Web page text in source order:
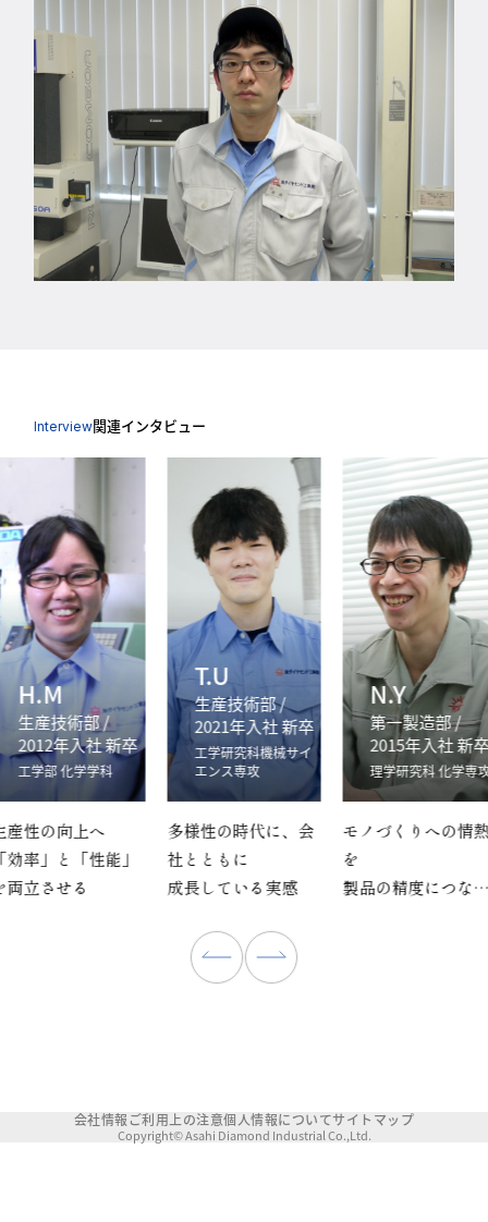
Interview関連インタビュー
H.M
⽣産技術部 /
2012年入社 新卒
工学部 化学学科
産性の向上へ
効率」と「性能」
両立させる
T.U
生産技術部 /
2021年入社 新卒
工学研究科機械サイ
エンス専攻
多様性の時代に、会
社とともに
成長している実感
N.Y
第一製造部 /
2015年入社 新
理学研究科 化学専
モノづくりへの情
を
製品の精度につな
会社情報ご利用上の注意個人情報についてサイトマップ
Copyright© Asahi Diamond Industrial Co.,Ltd.